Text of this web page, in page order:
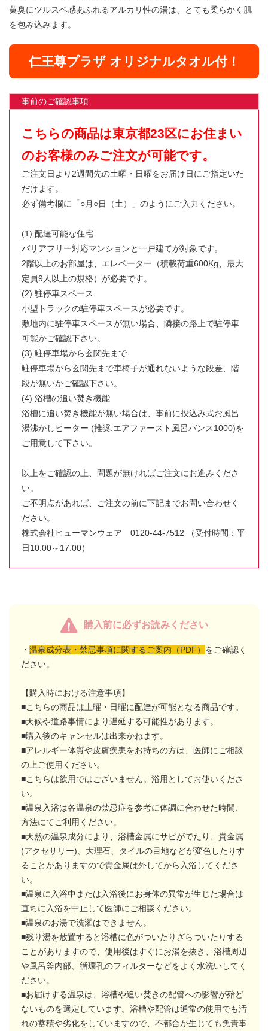
黄臭にツルスベ感あふれるアルカリ性の湯は、とても柔らかく肌
を包み込みます。
仁王尊プラザ オリジナルタオル付！
事前のご確認事項
こちらの商品は東京都23区にお住まい
のお客様のみご注文が可能です。
ご注文日より2週間先の土曜・日曜をお届け日にご指定いた
だけます。
必ず備考欄に「○月○日（土）」のようにご入力ください。
(1) 配達可能な住宅
バリアフリー対応マンションと一戸建てが対象です。
2階以上のお部屋は、エレベーター（積載荷重600Kg、最大
定員9人以上の規格）が必要です。
(2) 駐停車スペース
小型トラックの駐停車スペースが必要です。
敷地内に駐停車スペースが無い場合、隣接の路上で駐停車
可能かご確認下さい。
(3) 駐停車場から玄関先まで
駐停車場から玄関先まで車椅子が通れないような段差、階
段が無いかご確認下さい。
(4) 浴槽の追い焚き機能
浴槽に追い焚き機能が無い場合は、事前に投込み式お風呂
湯沸かしヒーター (推奨:エアファースト風呂バンス1000)を
ご用意して下さい。
以上をご確認の上、問題が無ければご注文にお進みくださ
い。
ご不明点があれば、ご注文の前に下記までお問い合わせく
ださい。
株式会社ヒューマンウェア 0120-44-7512 （受付時間：平
日10:00～17:00）
購入前に必ずお読みください
・ 温泉成分表・禁忌事項に関するご案内（PDF） をご確認く
ださい。
【購入時における注意事項】
■こちらの商品は土曜・日曜に配達が可能となる商品です。
■天候や道路事情により遅延する可能性があります。
■購入後のキャンセルは出来かねます。
■アレルギー体質や皮膚疾患をお持ちの方は、医師にご相談
の上ご使用ください。
■こちらは飲用ではございません。浴用としてお使いくださ
い。
■温泉入浴は各温泉の禁忌症を参考に体調に合わせた時間、
方法にてご利用ください。
■天然の温泉成分により、浴槽金属にサビがでたり、貴金属
(アクセサリー)、大理石、タイルの目地などが変色したりす
ることがありますので貴金属は外してから入浴してくださ
い。
■温泉に入浴中または入浴後にお身体の異常が生じた場合は
直ちに入浴を中止して医師にご相談ください。
■温泉のお湯で洗濯はできません。
■残り湯を放置すると浴槽に色がついたりざらついたりする
ことがありますので、使用後はすぐにお湯を抜き、浴槽周辺
や風呂釜内部、循環孔のフィルターなどをよく水洗いしてく
ださい。
■お届けする温泉は、浴槽や追い焚きの配管への影響が殆ど
ないものを選定しています。浴槽や配管は通常の使用でも汚
れの蓄積や劣化をしていますので、不都合が生じても免責事